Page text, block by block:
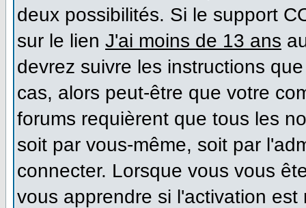
deux possibilités. Si le support
sur le lien J'ai moins de 13 ans
devrez suivre les instructions
cas, alors peut-être que votre
forums requièrent que tous les
soit par vous-même, soit par
connecter. Lorsque vous vous
vous apprendre si l'activation